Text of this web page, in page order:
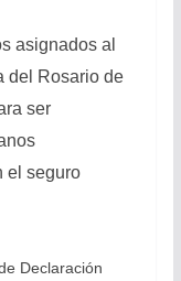
asignados al
del Rosario de
ser
el seguro
Declaración